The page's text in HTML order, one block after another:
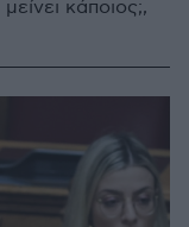
κάποιος;,